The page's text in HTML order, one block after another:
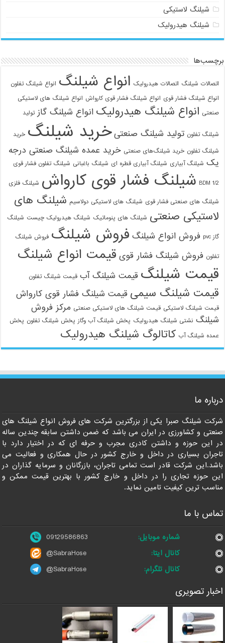
شیلنگ لاستیکی
شیلنگ هیدرولیک
برچسب‌ها
اتصالات شیلنگ اتصالات هیدرولیک انواع شیلنگ انواع شیلنگ تفلون
انواع شیلنگ فشار قوی انواع شیلنگ فشار قوی کارواش انواع شیلنگ های لاستیکی
صنعتی انواع شیلنگ هیدرولیک انواع شیلنگ گاز تولید
شیلنگ تفلون تولید شیلنگ صنعتی خرید شیلنگ خرید
شیلنگ تفلون خرید شیلنگ‌های صنعتی خرید عمده شیلنگ صنعتی درجه
یک شیلنگ آبیاری شیلنگ آبیاری قطره ای شیلنگ باغبانی شیلنگ تفلون فشار قوی
1/2 BDM شیلنگ فشار قوی کارواش شیلنگ فلزی
شیلنگ های صنعتی فشار قوی شیلنگ های لاستیکی دولاسیم شیلنگ های
لاستیکی صنعتی شیلنگ های پنوماتیک شیلنگ هیدرولیک چیست شیلنگ
گاز pvc فروش انواع شیلنگ فروش شیلنگ فروش شیلنگ
تفلون فروش شیلنگ فشار قوی قیمت انواع شیلنگ
قیمت شیلنگ قیمت شیلنگ آب قیمت شیلنگ تفلون
قیمت شیلنگ سیمی قیمت شیلنگ فشار قوی کارواش
قیمت شیلنگ لاستیکی قیمت شیلنگ های لاستیکی صنعتی مرکز فروش
شیلنگ نشتی شیلنگ هیدرولیک پخش شیلنگ آب وگاز پخش شیلنگ تفلون پخش
عمده شیلنگ آب کاتالوگ شیلنگ هیدرولیک
درباره ما
شرکت شیلنگ صبرا یکی از بزرگترین شرکت های فروش انواع شیلنگ های
صنعتی و کشاورزی در ایران می باشد که ضمن داشتن سابقه چندین ساله
در این حوزه و داشتن کادری مجرب و حرفه ای که در اختیار دارد با
تاجران بسیاری در داخل و خارج کشور در حال همکاری و فعالیت می
باشد.این شرکت قادر است تمامی تاجران، بازرگانان و سرمایه گذاران در
این حوزه تجاری را در داخل و خارج کشور با بهترین قیمت ممکن و
مناسب ترین کیفیت تامین نماید.
تماس با ما
شماره موبایل:
09129586863
کانال ایتا:
@SabraHose
کانال تلگرام:
@SabraHose
اخبار تصویری
09129586863